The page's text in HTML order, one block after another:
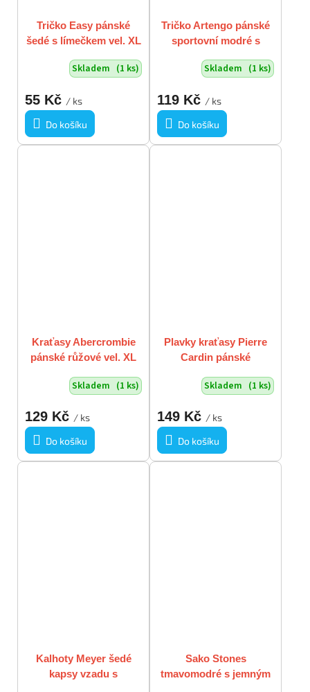
Tričko Easy pánské
šedé s límečkem vel. XL
Skladem (1 ks)
55 Kč / ks
Do košíku
Tričko Artengo pánské
sportovní modré s
Skladem (1 ks)
119 Kč / ks
Do košíku
Kraťasy Abercrombie
pánské růžové vel. XL
Skladem (1 ks)
129 Kč / ks
Do košíku
Plavky kraťasy Pierre
Cardin pánské
Skladem (1 ks)
149 Kč / ks
Do košíku
Kalhoty Meyer šedé
kapsy vzadu s
Sako Stones
tmavomodré s jemným